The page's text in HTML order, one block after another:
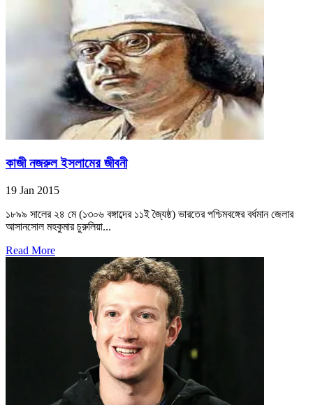
কাজী নজরুল ইসলামের জীবনী
19 Jan 2015
১৮৯৯ সালের ২৪ মে (১৩০৬ বঙ্গাব্দের ১১ই জ্যৈষ্ঠ) ভারতের পশ্চিমবঙ্গের বর্ধমান জেলার
আসানসোল মহকুমার চুরুলিয়া...
Read More